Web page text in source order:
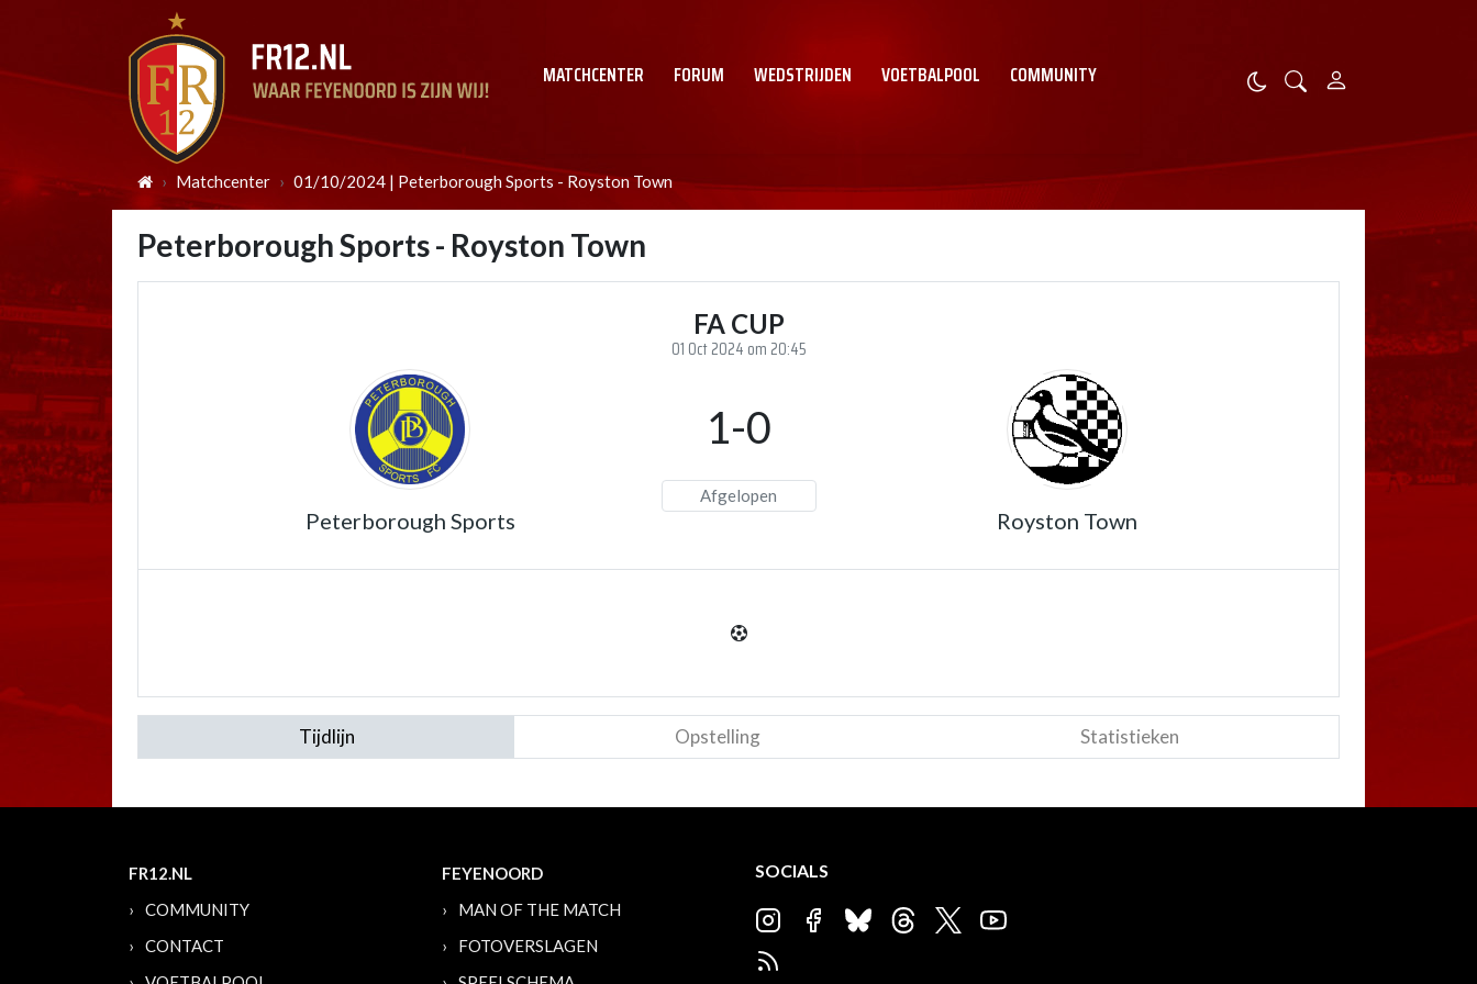
MATCHCENTER FORUM WEDSTRIJDEN VOETBALPOOL COMMUNITY
Matchcenter 01/10/2024 | Peterborough Sports - Royston Town
Peterborough Sports - Royston Town
FA CUP
01 Oct 2024 om 20:45
Peterborough Sports
1-0
Afgelopen
Royston Town
Tijdlijn Opstelling Statistieken
FR12.NL
COMMUNITY
CONTACT
FEYENOORD
MAN OF THE MATCH
FOTOVERSLAGEN
SOCIALS